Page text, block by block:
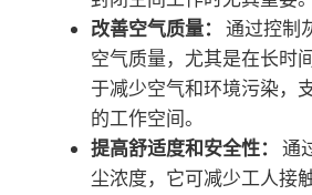
改善空气质量：
通过控制
空气质量，尤其是在长时
于减少空气和环境污染，
的工作空间。
提高舒适度和安全性：
通
尘浓度，它可减少工人接